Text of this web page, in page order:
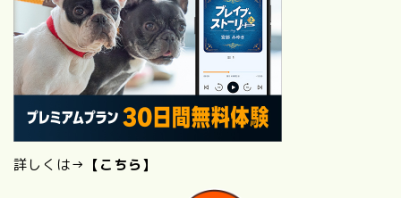
詳しくは→ 【こちら】